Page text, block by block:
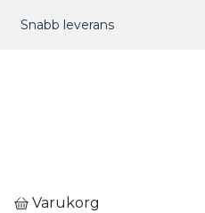
Snabb leverans
Varukorg